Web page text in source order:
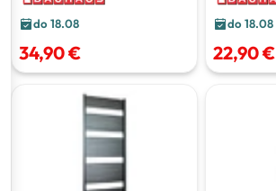
do 18.08
34,90 €
do 18.08
22,90 €